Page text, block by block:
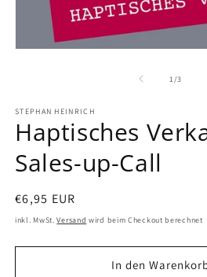
1 /von
3
STEPHAN HEINRICH
Haptisches
Sales-up-Call
Normaler
Preis
€6,95 EUR
inkl. MwSt.Versand wird beim Checkout berechnet
In den